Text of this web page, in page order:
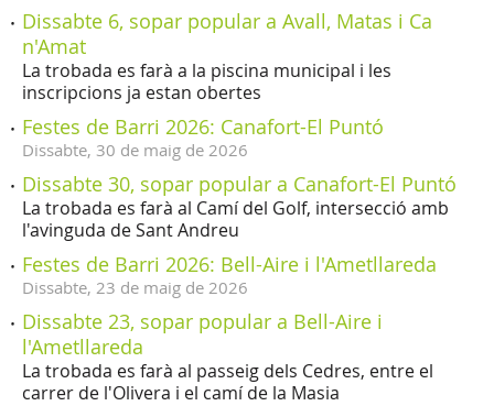
Dissabte 6, sopar popular a Avall, Matas i Ca
n'Amat
La trobada es farà a la piscina municipal i les
inscripcions ja estan obertes
Festes de Barri 2026: Canafort-El Puntó
Dissabte, 30 de maig de 2026
Dissabte 30, sopar popular a Canafort-El Puntó
La trobada es farà al Camí del Golf, intersecció amb
l'avinguda de Sant Andreu
Festes de Barri 2026: Bell-Aire i l'Ametllareda
Dissabte, 23 de maig de 2026
Dissabte 23, sopar popular a Bell-Aire i
l'Ametllareda
La trobada es farà al passeig dels Cedres, entre el
carrer de l'Olivera i el camí de la Masia